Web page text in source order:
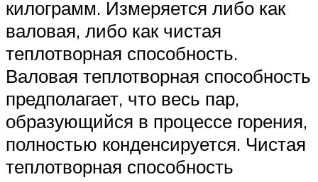
килограмм. Измеряется либо как
валовая, либо как чистая
теплотворная способность.
Валовая теплотворная способность
предполагает, что весь пар,
образующийся в процессе горения,
полностью конденсируется. Чистая
теплотворная способность